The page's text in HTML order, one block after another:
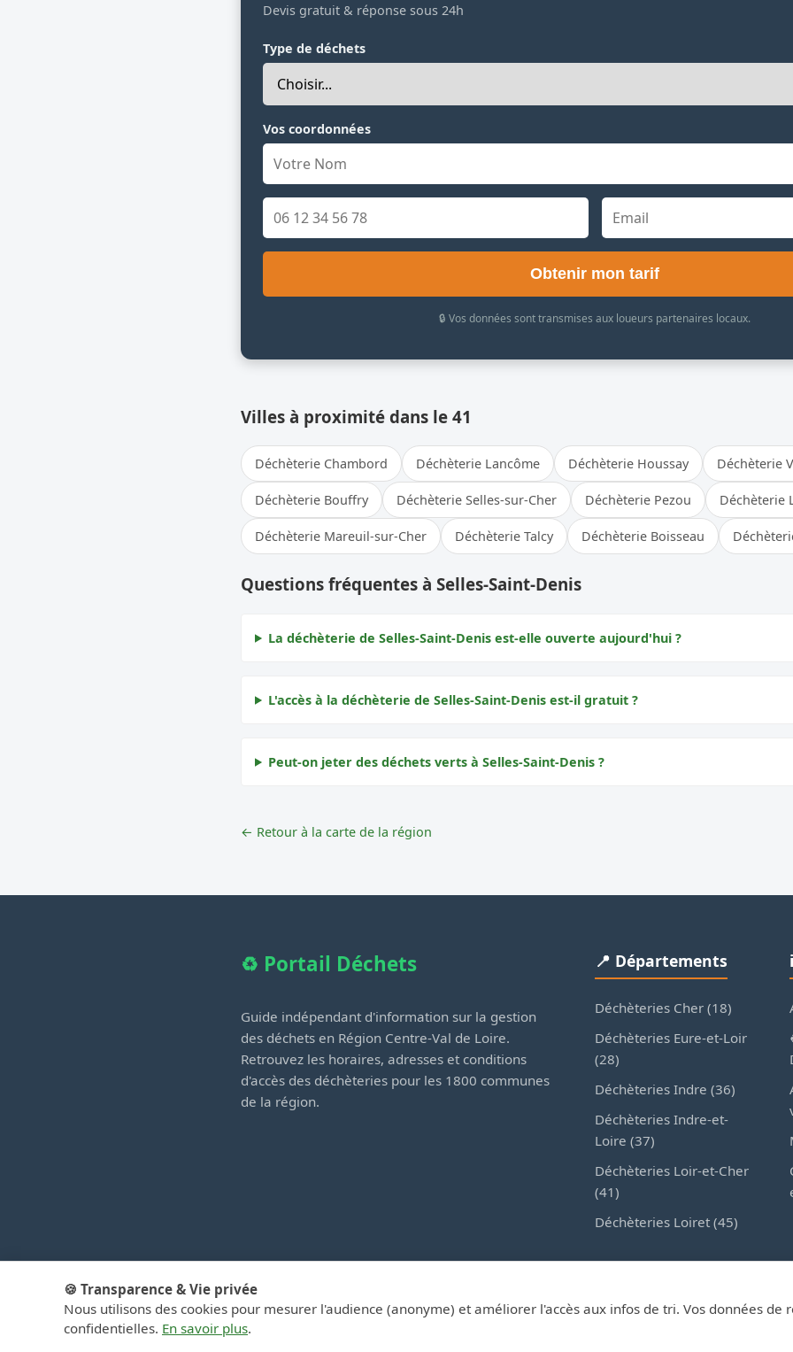
Devis gratuit & réponse sous 24h
Type de déchets
Vos coordonnées
Obtenir mon tarif
🔒 Vos données sont transmises aux loueurs partenaires locaux.
Villes à proximité dans le 41
Déchèterie Chambord Déchèterie Lancôme Déchèterie Houssay Déchèterie
Déchèterie Bouffry Déchèterie Selles-sur-Cher Déchèterie Pezou Déchèterie
Déchèterie Mareuil-sur-Cher Déchèterie Talcy Déchèterie Boisseau
Questions fréquentes à Selles-Saint-Denis
La déchèterie de Selles-Saint-Denis est-elle ouverte aujourd'hui ?
L'accès à la déchèterie de Selles-Saint-Denis est-il gratuit ?
Peut-on jeter des déchets verts à Selles-Saint-Denis ?
← Retour à la carte de la région
♻️ Portail Déchets
Guide indépendant d'information sur la gestion
des déchets en Région Centre-Val de Loire.
Retrouvez les horaires, adresses et conditions
d'accès des déchèteries pour les 1800 communes
de la région.
📍 Départements
Déchèteries Cher (18)
Déchèteries Eure-et-Loir
(28)
Déchèteries Indre (36)
Déchèteries Indre-et-
Loire (37)
Déchèteries Loir-et-Cher
(41)
Déchèteries Loiret (45)
© 2026 PortailDesDechetsEnRegionCentre.fr — Site d'information privé, non affilié
🍪 Transparence & Vie privée
Nous utilisons des cookies pour mesurer l'audience (anonyme) et améliorer l'accès aux infos de tri. Vos données de
confidentielles. En savoir plus.